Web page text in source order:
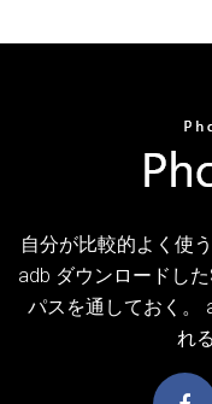
自分が比較的よく使
adb ダウンロードし
パスを通しておく。
れ